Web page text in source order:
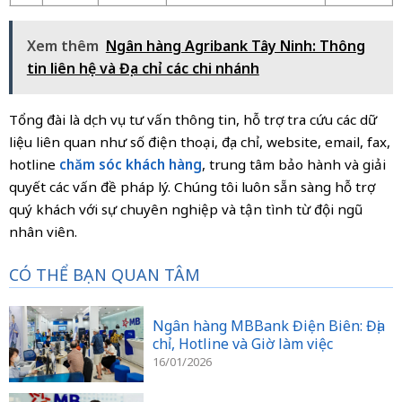
Xem thêm Ngân hàng Agribank Tây Ninh: Thông
tin liên hệ và Địa chỉ các chi nhánh
Tổng đài là dịch vụ tư vấn thông tin, hỗ trợ tra cứu các dữ
liệu liên quan như số điện thoại, địa chỉ, website, email, fax,
hotline chăm sóc khách hàng, trung tâm bảo hành và giải
quyết các vấn đề pháp lý. Chúng tôi luôn sẵn sàng hỗ trợ
quý khách với sự chuyên nghiệp và tận tình từ đội ngũ
nhân viên.
CÓ THỂ BẠN QUAN TÂM
Ngân hàng MBBank Điện Biên: Địa
chỉ, Hotline và Giờ làm việc
16/01/2026